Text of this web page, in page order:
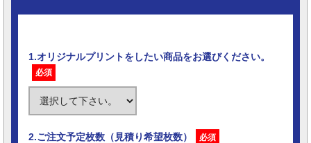
1.オリジナルプリントをしたい商品をお選びください。
必須
2.ご注文予定枚数（見積り希望枚数） 必須